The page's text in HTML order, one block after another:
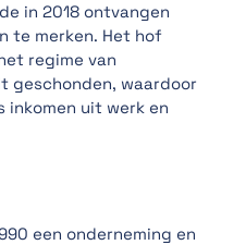
in 2018 ontvangen
te merken. Het hof
regime van
geschonden, waardoor
inkomen uit werk en
een onderneming en